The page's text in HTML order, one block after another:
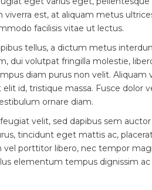
viverra est, at aliquam metus
facilisis vitae ut lectus.
tellus, a dictum metus
dui volutpat fringilla molestie,
diam purus non velit. Aliquam
id, tristique massa. Fusce dolor
ornare diam.
velit, sed dapibus sem auctor
tincidunt eget mattis ac,
vel porttitor libero, nec tempor
elementum tempus dignissim ac